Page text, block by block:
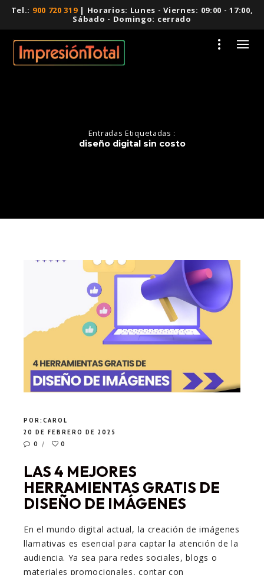
Tel.: 900 720 319| Horarios: Lunes - Viernes: 09:00 - 17:00,
Sábado - Domingo: cerrado
Entradas Etiquetadas :
diseño digital sin costo
POR:CAROL
20 DE FEBRERO DE 2025
0
0
LAS 4 MEJORES
HERRAMIENTAS GRATIS DE
DISEÑO DE IMÁGENES
En el mundo digital actual, la creación de imágenes
llamativas es esencial para captar la atención de la
audiencia. Ya sea para redes sociales, blogs o
materiales promocionales, contar con